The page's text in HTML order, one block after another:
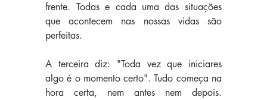
frente. Todas e cada uma das situações
que acontecem nas nossas vidas são
perfeitas.
A terceira diz: "Toda vez que iniciares
algo é o momento certo". Tudo começa na
hora certa, nem antes nem depois.